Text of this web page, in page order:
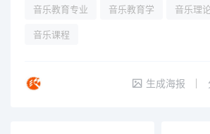
音乐教育专业 音乐教育学 音乐理
音乐课程
生成海报